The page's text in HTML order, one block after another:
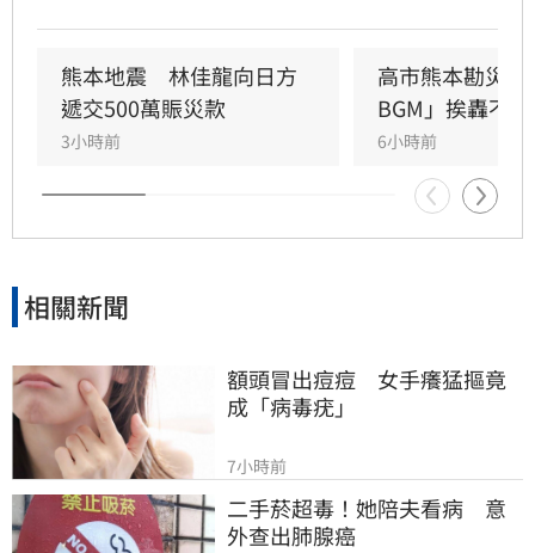
熊本地震　林佳龍向日方
遞交500萬賑災款
3小時前
高市熊本勘災
BGM」挨轟不
6小時前
相關新聞
額頭冒出痘痘　女手癢猛摳竟
成「病毒疣」
7小時前
二手菸超毒！她陪夫看病　意
外查出肺腺癌